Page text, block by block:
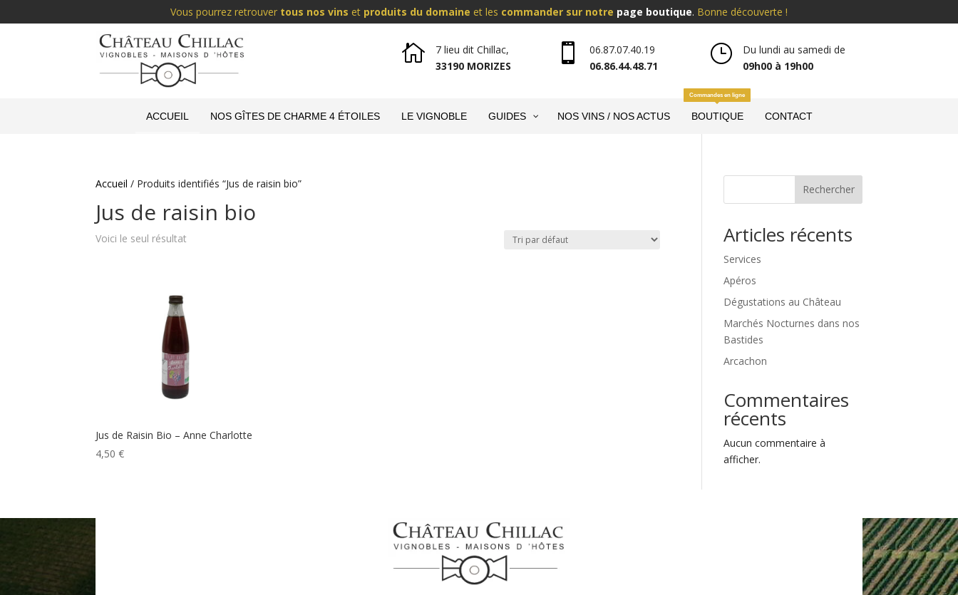
Vous pourrez retrouver tous nos vins et produits du domaine et les commander sur notre page boutique. Bonne découverte !

7 lieu dit Chillac,
33190 MORIZES

06.87.07.40.19
06.86.44.48.71
}
Du lundi au samedi de
09h00 à 19h00
ACCUEIL NOS GÎTES DE CHARME 4 ÉTOILES LE VIGNOBLE GUIDES NOS VINS / NOS ACTUS BOUTIQUE
Commandes en ligne
CONTACT
Accueil / Produits identifiés “Jus de raisin bio”
Jus de raisin bio
Voici le seul résultat
Jus de Raisin Bio – Anne Charlotte
4,50€
Rechercher
Articles récents
Services
Apéros
Dégustations au Château
Marchés Nocturnes dans nos
Bastides
Arcachon
Commentaires
récents
Aucun commentaire à
afficher.